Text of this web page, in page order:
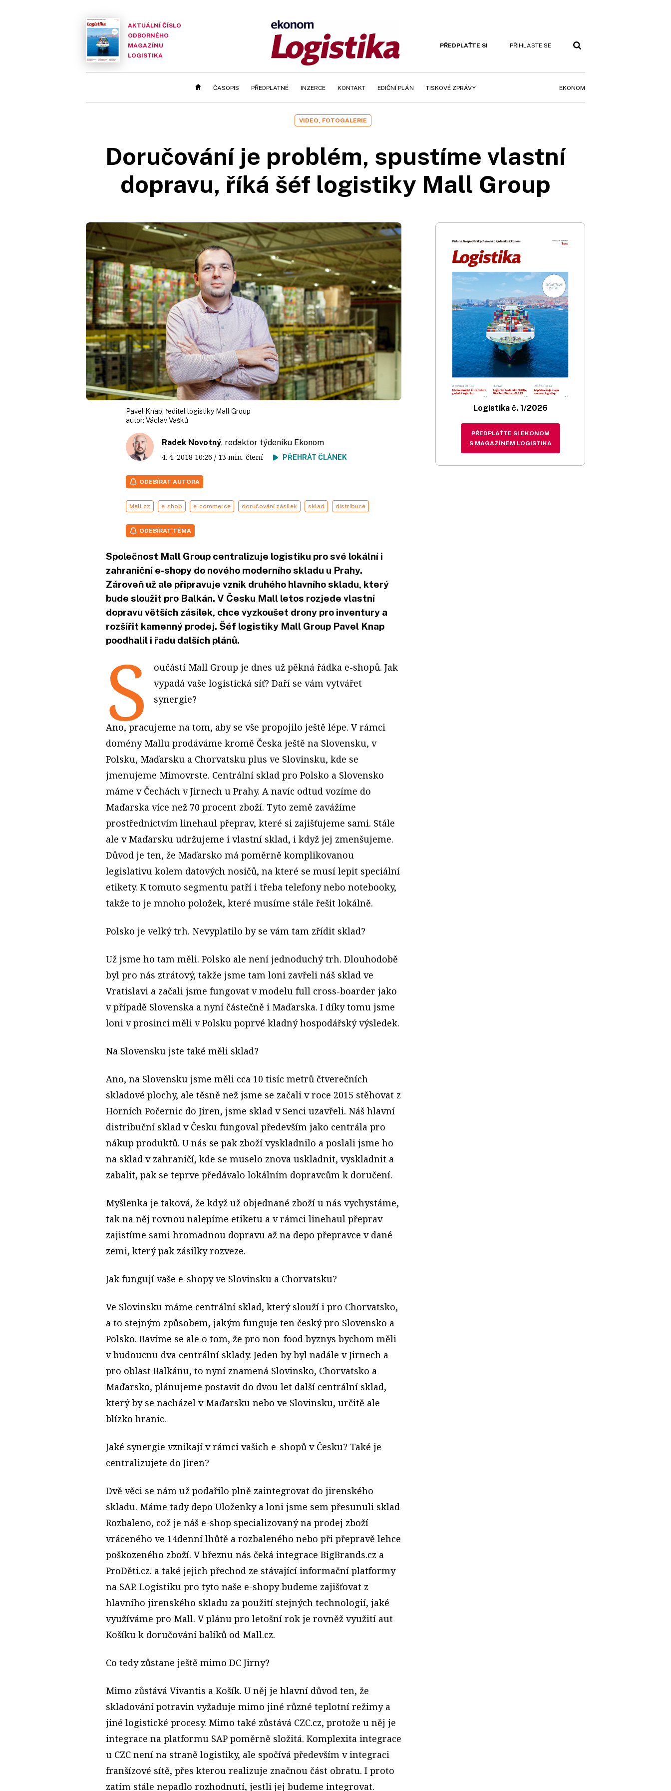
AKTUÁLNÍ ČÍSLO
ODBORNÉHO
MAGAZÍNU
LOGISTIKA
PŘEDPLAŤTE SI PŘIHLASTE SE
ČASOPIS PŘEDPLATNÉ INZERCE KONTAKT EDIČNÍ PLÁN TISKOVÉ ZPRÁVY EKONOM
VIDEO, FOTOGALERIE
Doručování je problém, spustíme vlastní
dopravu, říká šéf logistiky Mall Group
Pavel Knap, ředitel logistiky Mall Group
autor: Václav Vašků
Radek Novotný, redaktor týdeníku Ekonom
4. 4. 2018 10:26 / 13 min. čtení PŘEHRÁT ČLÁNEK
ODEBÍRAT AUTORA
Mall.cz e-shop e-commerce doručování zásilek sklad distribuce
ODEBÍRAT TÉMA
Společnost Mall Group centralizuje logistiku pro své lokální i
zahraniční e-shopy do nového moderního skladu u Prahy.
Zároveň už ale připravuje vznik druhého hlavního skladu, který
bude sloužit pro Balkán. V Česku Mall letos rozjede vlastní
dopravu větších zásilek, chce vyzkoušet drony pro inventury a
rozšířit kamenný prodej. Šéf logistiky Mall Group Pavel Knap
poodhalil i řadu dalších plánů.
S
oučástí Mall Group je dnes už pěkná řádka e-shopů. Jak
vypadá vaše logistická síť? Daří se vám vytvářet
synergie?
Ano, pracujeme na tom, aby se vše propojilo ještě lépe. V rámci
domény Mallu prodáváme kromě Česka ještě na Slovensku, v
Polsku, Maďarsku a Chorvatsku plus ve Slovinsku, kde se
jmenujeme Mimovrste. Centrální sklad pro Polsko a Slovensko
máme v Čechách v Jirnech u Prahy. A navíc odtud vozíme do
Maďarska více než 70 procent zboží. Tyto země zavážíme
prostřednictvím linehaul přeprav, které si zajišťujeme sami. Stále
ale v Maďarsku udržujeme i vlastní sklad, i když jej zmenšujeme.
Důvod je ten, že Maďarsko má poměrně komplikovanou
legislativu kolem datových nosičů, na které se musí lepit speciální
etikety. K tomuto segmentu patří i třeba telefony nebo notebooky,
takže to je mnoho položek, které musíme stále řešit lokálně.
Polsko je velký trh. Nevyplatilo by se vám tam zřídit sklad?
Už jsme ho tam měli. Polsko ale není jednoduchý trh. Dlouhodobě
byl pro nás ztrátový, takže jsme tam loni zavřeli náš sklad ve
Vratislavi a začali jsme fungovat v modelu full cross-boarder jako
v případě Slovenska a nyní částečně i Maďarska. I díky tomu jsme
loni v prosinci měli v Polsku poprvé kladný hospodářský výsledek.
Na Slovensku jste také měli sklad?
Ano, na Slovensku jsme měli cca 10 tisíc metrů čtverečních
skladové plochy, ale těsně než jsme se začali v roce 2015 stěhovat z
Horních Počernic do Jiren, jsme sklad v Senci uzavřeli. Náš hlavní
distribuční sklad v Česku fungoval především jako centrála pro
nákup produktů. U nás se pak zboží vyskladnilo a poslali jsme ho
na sklad v zahraničí, kde se muselo znova uskladnit, vyskladnit a
zabalit, pak se teprve předávalo lokálním dopravcům k doručení.
Myšlenka je taková, že když už objednané zboží u nás vychystáme,
tak na něj rovnou nalepíme etiketu a v rámci linehaul přeprav
zajistíme sami hromadnou dopravu až na depo přepravce v dané
zemi, který pak zásilky rozveze.
Jak fungují vaše e-shopy ve Slovinsku a Chorvatsku?
Ve Slovinsku máme centrální sklad, který slouží i pro Chorvatsko,
a to stejným způsobem, jakým funguje ten český pro Slovensko a
Polsko. Bavíme se ale o tom, že pro non-food byznys bychom měli
v budoucnu dva centrální sklady. Jeden by byl nadále v Jirnech a
pro oblast Balkánu, to nyní znamená Slovinsko, Chorvatsko a
Maďarsko, plánujeme postavit do dvou let další centrální sklad,
který by se nacházel v Maďarsku nebo ve Slovinsku, určitě ale
blízko hranic.
Jaké synergie vznikají v rámci vašich e-shopů v Česku? Také je
centralizujete do Jiren?
Dvě věci se nám už podařilo plně zaintegrovat do jirenského
skladu. Máme tady depo Uloženky a loni jsme sem přesunuli sklad
Rozbaleno, což je náš e-shop specializovaný na prodej zboží
vráceného ve 14denní lhůtě a rozbaleného nebo při přepravě lehce
poškozeného zboží. V březnu nás čeká integrace BigBrands.cz a
ProDěti.cz. a také jejich přechod ze stávající informační platformy
na SAP. Logistiku pro tyto naše e-shopy budeme zajišťovat z
hlavního jirenského skladu za použití stejných technologií, jaké
využíváme pro Mall. V plánu pro letošní rok je rovněž využití aut
Košíku k doručování balíků od Mall.cz.
Co tedy zůstane ještě mimo DC Jirny?
Mimo zůstává Vivantis a Košík. U něj je hlavní důvod ten, že
skladování potravin vyžaduje mimo jiné různé teplotní režimy a
jiné logistické procesy. Mimo také zůstává CZC.cz, protože u něj je
integrace na platformu SAP poměrně složitá. Komplexita integrace
u CZC není na straně logistiky, ale spočívá především v integraci
franšízové sítě, přes kterou realizuje značnou část obratu. I proto
zatím stále nepadlo rozhodnutí, jestli jej budeme integrovat.
Logistika č. 1/2026
PŘEDPLAŤTE SI EKONOM
S MAGAZÍNEM LOGISTIKA